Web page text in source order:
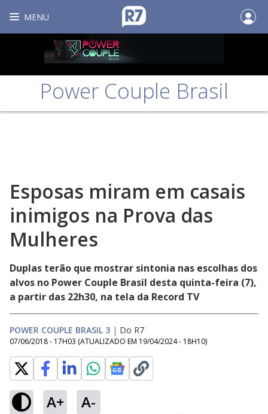
MENU
Power Couple Brasil
Esposas miram em casais
inimigos na Prova das
Mulheres
Duplas terão que mostrar sintonia nas escolhas dos
alvos no Power Couple Brasil desta quinta-feira (7),
a partir das 22h30, na tela da Record TV
POWER COUPLE BRASIL 3 | Do R7
07/06/2018 - 17H03 (ATUALIZADO EM 19/04/2024 - 18H10)
A+ A-